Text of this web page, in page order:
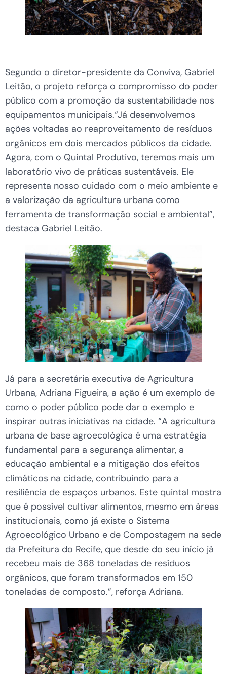
Segundo o diretor-presidente da Conviva, Gabriel
Leitão, o projeto reforça o compromisso do poder
público com a promoção da sustentabilidade nos
equipamentos municipais.“Já desenvolvemos
ações voltadas ao reaproveitamento de resíduos
orgânicos em dois mercados públicos da cidade.
Agora, com o Quintal Produtivo, teremos mais um
laboratório vivo de práticas sustentáveis. Ele
representa nosso cuidado com o meio ambiente e
a valorização da agricultura urbana como
ferramenta de transformação social e ambiental”,
destaca Gabriel Leitão.
Já para a secretária executiva de Agricultura
Urbana, Adriana Figueira, a ação é um exemplo de
como o poder público pode dar o exemplo e
inspirar outras iniciativas na cidade. “A agricultura
urbana de base agroecológica é uma estratégia
fundamental para a segurança alimentar, a
educação ambiental e a mitigação dos efeitos
climáticos na cidade, contribuindo para a
resiliência de espaços urbanos. Este quintal mostra
que é possível cultivar alimentos, mesmo em áreas
institucionais, como já existe o Sistema
Agroecológico Urbano e de Compostagem na sede
da Prefeitura do Recife, que desde do seu início já
recebeu mais de 368 toneladas de resíduos
orgânicos, que foram transformados em 150
toneladas de composto.”, reforça Adriana.